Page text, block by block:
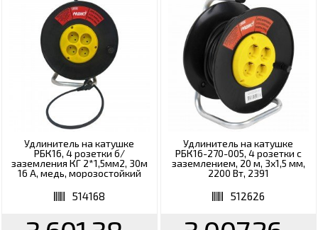
Удлинитель на катушке
РБК16, 4 розетки б/
заземления КГ 2*1,5мм2, 30м
16 А, медь, морозостойкий
514168
Удлинитель на катушке
РБК16-270-005, 4 розетки с
заземлением, 20 м, 3х1,5 мм,
2200 Вт, 2391
512626